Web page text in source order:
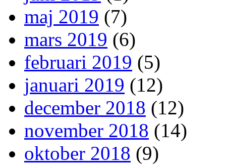
maj 2019 (7)
mars 2019 (6)
februari 2019 (5)
januari 2019 (12)
december 2018 (12)
november 2018 (14)
oktober 2018 (9)